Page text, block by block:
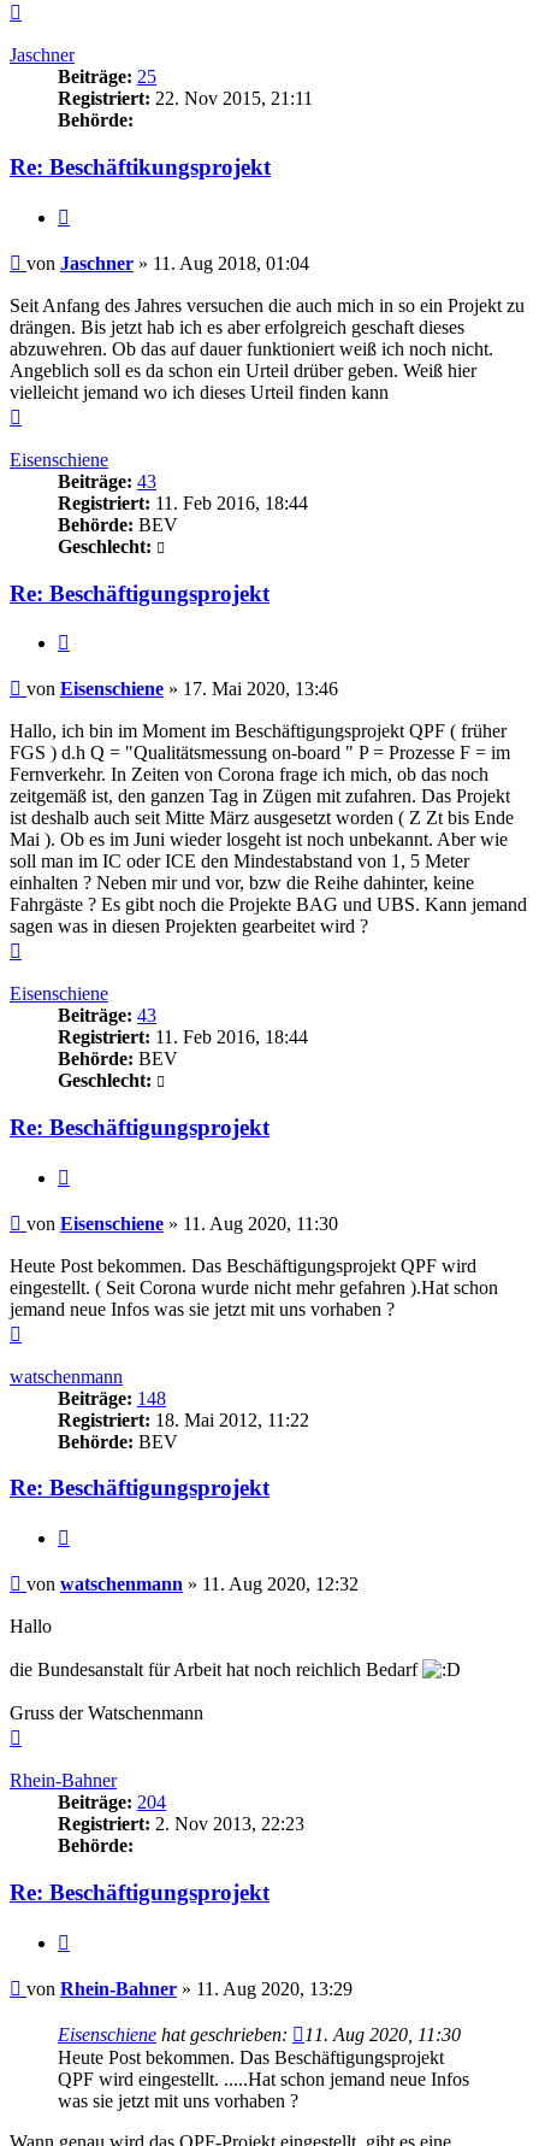
Jaschner
Beiträge: 25
Registriert: 22. Nov 2015, 21:11
Behörde:
Re: Beschäftikungsprojekt
Beitrag
von Jaschner » 11. Aug 2018, 01:04
Seit Anfang des Jahres versuchen die auch mich in so ein Projekt zu
drängen. Bis jetzt hab ich es aber erfolgreich geschaft dieses
abzuwehren. Ob das auf dauer funktioniert weiß ich noch nicht.
Angeblich soll es da schon ein Urteil drüber geben. Weiß hier
vielleicht jemand wo ich dieses Urteil finden kann
Eisenschiene
Beiträge: 43
Registriert: 11. Feb 2016, 18:44
Behörde: BEV
Geschlecht:
Re: Beschäftigungsprojekt
Beitrag
von Eisenschiene » 17. Mai 2020, 13:46
Hallo, ich bin im Moment im Beschäftigungsprojekt QPF ( früher
FGS ) d.h Q = "Qualitätsmessung on-board " P = Prozesse F = im
Fernverkehr. In Zeiten von Corona frage ich mich, ob das noch
zeitgemäß ist, den ganzen Tag in Zügen mit zufahren. Das Projekt
ist deshalb auch seit Mitte März ausgesetzt worden ( Z Zt bis Ende
Mai ). Ob es im Juni wieder losgeht ist noch unbekannt. Aber wie
soll man im IC oder ICE den Mindestabstand von 1, 5 Meter
einhalten ? Neben mir und vor, bzw die Reihe dahinter, keine
Fahrgäste ? Es gibt noch die Projekte BAG und UBS. Kann jemand
sagen was in diesen Projekten gearbeitet wird ?
Eisenschiene
Beiträge: 43
Registriert: 11. Feb 2016, 18:44
Behörde: BEV
Geschlecht:
Re: Beschäftigungsprojekt
Beitrag
von Eisenschiene » 11. Aug 2020, 11:30
Heute Post bekommen. Das Beschäftigungsprojekt QPF wird
eingestellt. ( Seit Corona wurde nicht mehr gefahren ).Hat schon
jemand neue Infos was sie jetzt mit uns vorhaben ?
watschenmann
Beiträge: 148
Registriert: 18. Mai 2012, 11:22
Behörde: BEV
Re: Beschäftigungsprojekt
Beitrag
von watschenmann » 11. Aug 2020, 12:32
Hallo
die Bundesanstalt für Arbeit hat noch reichlich Bedarf
Gruss der Watschenmann
Rhein-Bahner
Beiträge: 204
Registriert: 2. Nov 2013, 22:23
Behörde:
Re: Beschäftigungsprojekt
Beitrag
von Rhein-Bahner » 11. Aug 2020, 13:29
Eisenschiene hat geschrieben:
11. Aug 2020, 11:30
Heute Post bekommen. Das Beschäftigungsprojekt
QPF wird eingestellt. .....Hat schon jemand neue Infos
was sie jetzt mit uns vorhaben ?
Wann genau wird das QPF-Projekt eingestellt, gibt es eine